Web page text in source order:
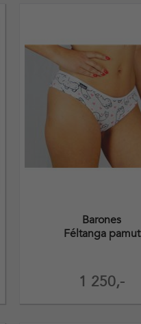
1 250,-
Barones
Féltanga pamut